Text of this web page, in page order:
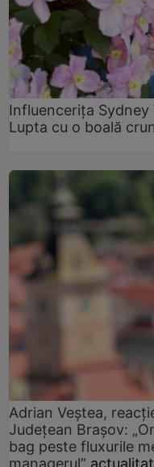
Influencerița
Lupta cu o boală
Adrian Veștea,
Județean Brașov:
bag peste fluxurile